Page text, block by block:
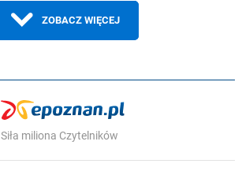
ZOBACZ WIĘCEJ
Siła miliona Czytelników